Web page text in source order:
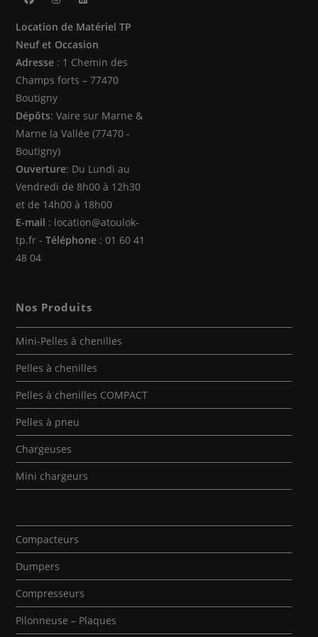
dans
un
nouvel
onglet
dans
un
nouvel
onglet
dans
un
nouvel
onglet
Location de Matériel TP
Neuf et Occasion
Adresse : 1 Chemin des
Champs forts – 77470
Boutigny
Dépôts: Vaire sur Marne &
Marne la Vallée (77470 -
Boutigny)
Ouverture: Du Lundi au
Vendredi de 8h00 à 12h30
et de 14h00 à 18h00
E-mail : location@atoulok-
tp.fr -Téléphone : 01 60 41
48 04
Nos Produits
Mini-Pelles à chenilles
Pelles à chenilles
Pelles à chenilles COMPACT
Pelles à pneu
Chargeuses
Mini chargeurs
Compacteurs
Dumpers
Compresseurs
Pilonneuse – Plaques